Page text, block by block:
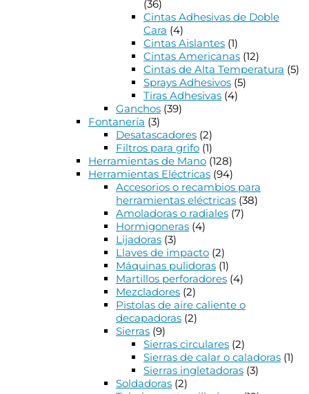
(36)
Cintas Adhesivas de Doble
Cara (4)
Cintas Aislantes (1)
Cintas Americanas (12)
Cintas de Alta Temperatura (5)
Sprays Adhesivos (5)
Tiras Adhesivas (4)
Ganchos (39)
Fontanería (3)
Desatascadores (2)
Filtros para grifo (1)
Herramientas de Mano (128)
Herramientas Eléctricas (94)
Accesorios o recambios para
herramientas eléctricas (38)
Amoladoras o radiales (7)
Hormigoneras (4)
Lijadoras (3)
Llaves de impacto (2)
Máquinas pulidoras (1)
Martillos perforadores (4)
Mezcladores (2)
Pistolas de aire caliente o
decapadoras (2)
Sierras (9)
Sierras circulares (2)
Sierras de calar o caladoras (1)
Sierras ingletadoras (3)
Soldadoras (2)